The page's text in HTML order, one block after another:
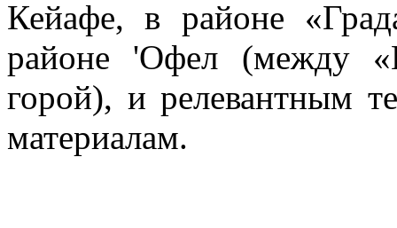
Кейафе, в районе
районе 'Офел (между
горой), и релевантным
материалам.